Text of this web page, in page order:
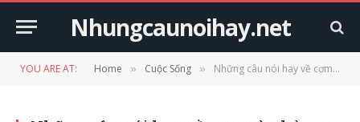
Nhungcaunoihay.net
YOU ARE AT: Home » Cuộc Sống » Những câu nói hay về cơm và phở rất hài hước nhưng đúng thực tế